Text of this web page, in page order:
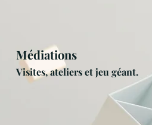
Médiations
Visites, ateliers et jeu géant.